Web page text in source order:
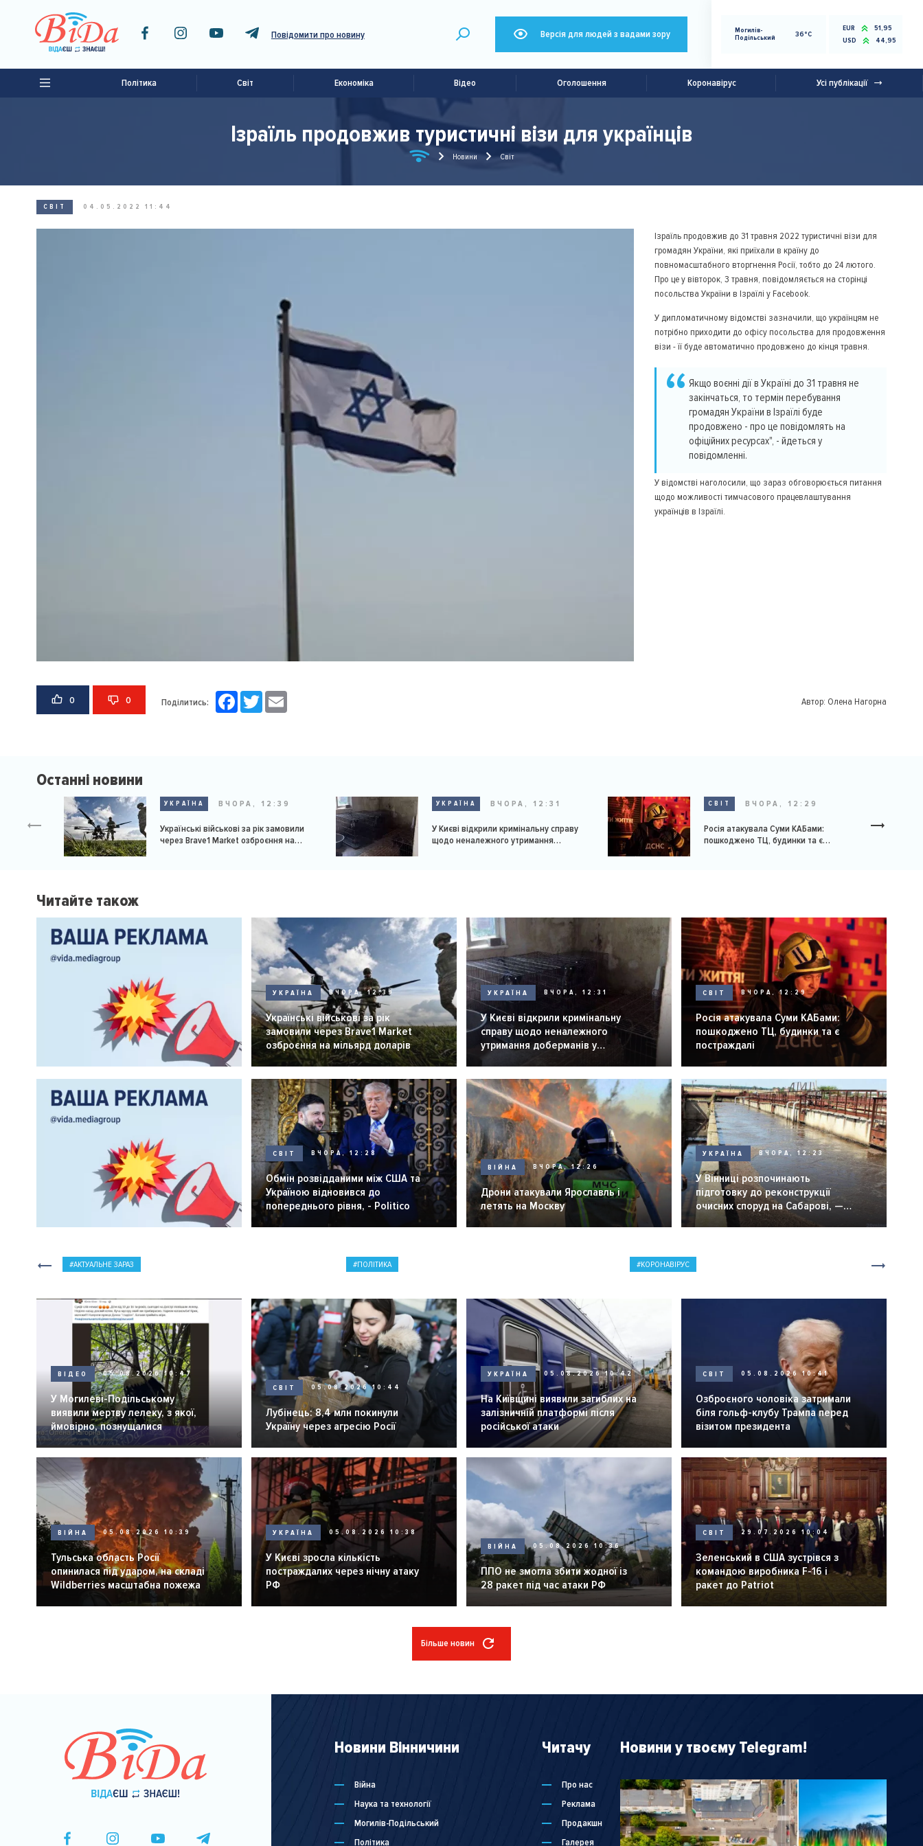
Повідомити про новину Версія для людей з вадами зору
Могилів-
Подільський
36°C
EUR
51,95
USD
44,95
Політика Світ Економіка Відео Оголошення Коронавірус Усі публікації
Ізраїль продовжив туристичні візи для українців
Новини Світ
СВІТ 04.05.2022 11:44
Ізраїль продовжив до 31 травня 2022 туристичні візи для
громадян України, які приїхали в країну до
повномасштабного вторгнення Росії, тобто до 24 лютого.
Про це у вівторок, 3 травня, повідомляється на сторінці
посольства України в Ізраїлі у Facebook.
У дипломатичному відомстві зазначили, що українцям не
потрібно приходити до офісу посольства для продовження
візи - її буде автоматично продовжено до кінця травня.
Якщо воєнні дії в Україні до 31 травня не
закінчаться, то термін перебування
громадян України в Ізраїлі буде
продовжено - про це повідомлять на
офіційних ресурсах", - йдеться у
повідомленні.
У відомстві наголосили, що зараз обговорюється питання
щодо можливості тимчасового працевлаштування
українців в Ізраїлі.
0 0 Поділитись: FacebookTwitter Автор: Олена Нагорна
Останні новини
УКРАЇНА ВЧОРА, 12:39
Українські військові за рік замовили
через Brave1 Market озброєння на
УКРАЇНА ВЧОРА, 12:31
У Києві відкрили кримінальну справу
щодо неналежного утримання
СВІТ ВЧОРА, 12:29
Росія атакувала Суми КАБами:
пошкоджено ТЦ, будинки та є
Читайте також
УКРАЇНА ВЧОРА, 12:39
Українські військові за рік
замовили через Brave1 Market
озброєння на мільярд доларів
УКРАЇНА ВЧОРА, 12:31
У Києві відкрили кримінальну
справу щодо неналежного
утримання доберманів у
розпліднику
СВІТ ВЧОРА, 12:29
Росія атакувала Суми КАБами:
пошкоджено ТЦ, будинки та є
постраждалі
СВІТ ВЧОРА, 12:28
Обмін розвідданими між США та
Україною відновився до
попереднього рівня, - Politico
ВІЙНА ВЧОРА, 12:26
Дрони атакували Ярославль і
летять на Москву
УКРАЇНА ВЧОРА, 12:23
У Вінниці розпочинають
підготовку до реконструкції
очисних споруд на Сабарові, —
мер Вінниці.
АКТУАЛЬНЕ ЗАРАЗ ПОЛІТИКА КОРОНАВІРУС
ВІДЕО 05.08.2026 10:47
У Могилеві-Подільському
виявили мертву лелеку, з якої,
ймовірно, познущалися
СВІТ 05.08.2026 10:44
Лубінець: 8,4 млн покинули
Україну через агресію Росії
УКРАЇНА 05.08.2026 10:42
На Київщині виявили загиблих на
залізничній платформі після
російської атаки
СВІТ 05.08.2026 10:41
Озброєного чоловіка затримали
біля гольф-клубу Трампа перед
візитом президента
ВІЙНА 05.08.2026 10:39
Тульська область Росії
опинилася під ударом, на складі
Wildberries масштабна пожежа
УКРАЇНА 05.08.2026 10:38
У Києві зросла кількість
постраждалих через нічну атаку
РФ
ВІЙНА 05.08.2026 10:36
ППО не змогла збити жодної із
28 ракет під час атаки РФ
СВІТ 29.07.2026 10:04
Зеленський в США зустрівся з
командою виробника F-16 і
ракет до Patriot
Більше новин
Новини Вінничини
Війна
Наука та технології
Могилів-Подільський
Політика
Читачу
Про нас
Реклама
Продакшн
Галерея
Новини у твоєму Telegram!